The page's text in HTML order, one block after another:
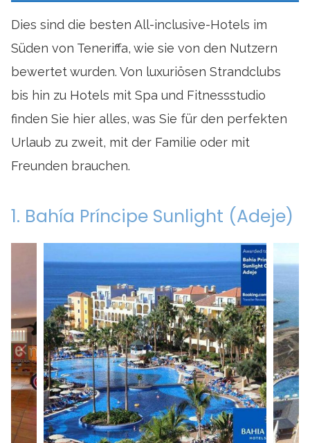
Dies sind die besten All-inclusive-Hotels im
Süden von Teneriffa, wie sie von den Nutzern
bewertet wurden. Von luxuriösen Strandclubs
bis hin zu Hotels mit Spa und Fitnessstudio
finden Sie hier alles, was Sie für den perfekten
Urlaub zu zweit, mit der Familie oder mit
Freunden brauchen.
1. Bahía Príncipe Sunlight (Adeje)